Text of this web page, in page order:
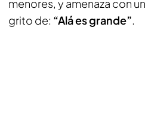
menores, y amenaza con
grito de: “Alá es grande”.